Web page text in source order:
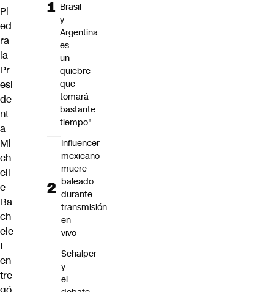
Pi
ed
ra
la
Pr
esi
de
nt
a
Mi
ch
ell
e
Ba
ch
ele
t
en
tre
Brasil
y
Argentina
es
un
quiebre
que
tomará
bastante
tiempo"
Influencer
mexicano
muere
baleado
durante
transmisión
en
vivo
Schalper
y
el